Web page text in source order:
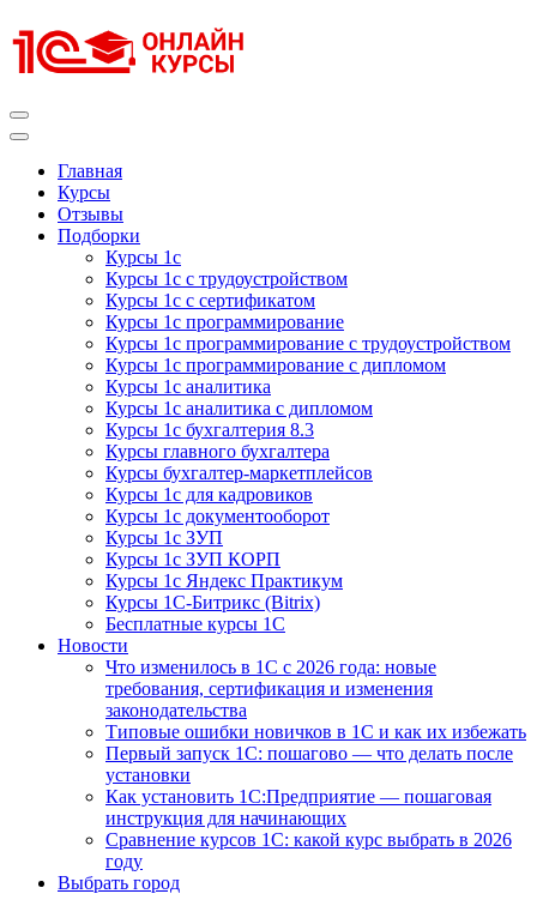
к
содержимому
Главная
Курсы
Отзывы
Подборки
Курсы 1с
Курсы 1с с трудоустройством
Курсы 1с с сертификатом
Курсы 1с программирование
Курсы 1с программирование с трудоустройством
Курсы 1с программирование с дипломом
Курсы 1с аналитика
Курсы 1с аналитика с дипломом
Курсы 1с бухгалтерия 8.3
Курсы главного бухгалтера
Курсы бухгалтер-маркетплейсов
Курсы 1с для кадровиков
Курсы 1с документооборот
Курсы 1с ЗУП
Курсы 1с ЗУП КОРП
Курсы 1с Яндекс Практикум
Курсы 1С-Битрикс (Bitrix)
Бесплатные курсы 1С
Новости
Что изменилось в 1С с 2026 года: новые
требования, сертификация и изменения
законодательства
Типовые ошибки новичков в 1С и как их избежать
Первый запуск 1С: пошагово — что делать после
установки
Как установить 1С:Предприятие — пошаговая
инструкция для начинающих
Сравнение курсов 1С: какой курс выбрать в 2026
году
Выбрать город